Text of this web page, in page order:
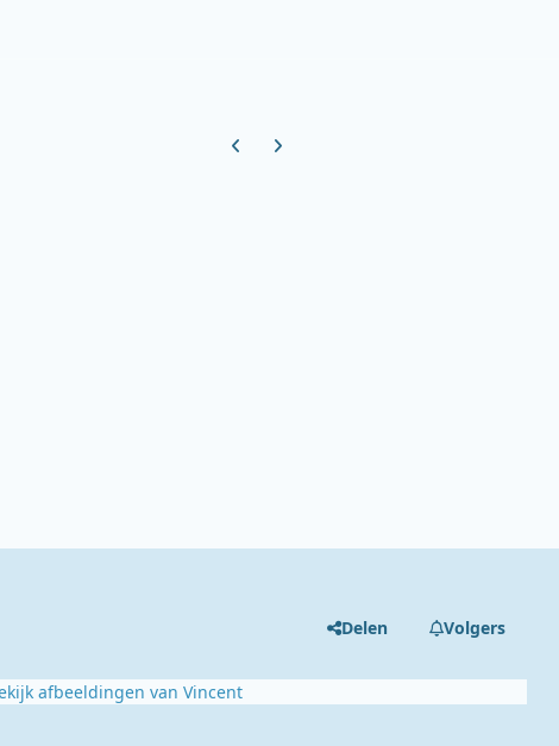
Previous carousel slide
Next carousel slide
Delen Volgers
afbeeldingen van Vincent